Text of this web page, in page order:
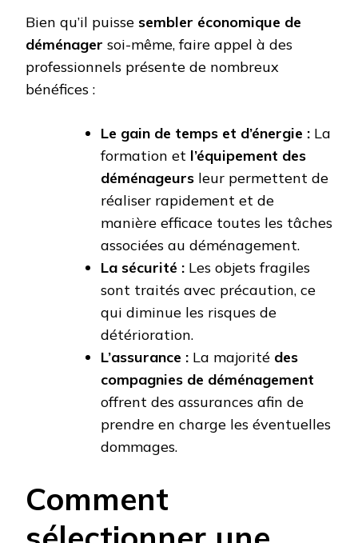
Bien qu’il puisse sembler économique de
déménager soi-même, faire appel à des
professionnels présente de nombreux
bénéfices :
Le gain de temps et d’énergie : La
formation et l’équipement des
déménageurs leur permettent de
réaliser rapidement et de
manière efficace toutes les tâches
associées au déménagement.
La sécurité : Les objets fragiles
sont traités avec précaution, ce
qui diminue les risques de
détérioration.
L’assurance : La majorité des
compagnies de déménagement
offrent des assurances afin de
prendre en charge les éventuelles
dommages.
Comment